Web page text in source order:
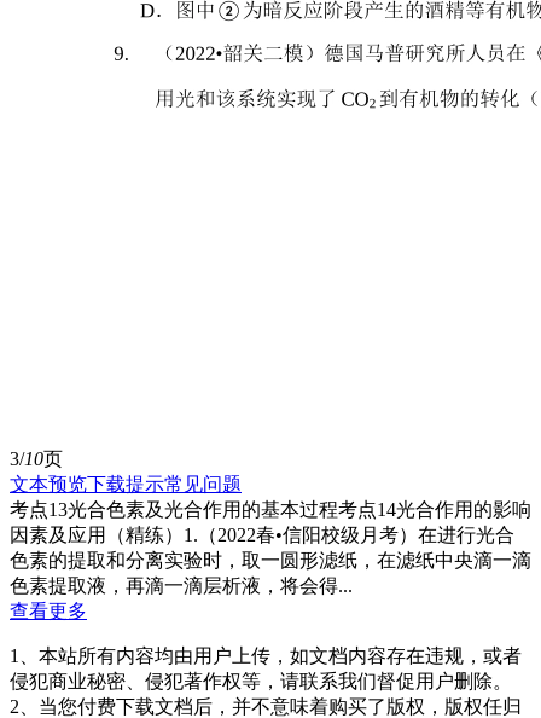
3/10页
文本预览下载提示常见问题
考点13光合色素及光合作用的基本过程考点14光合作用的影响
因素及应用（精练）1.（2022春•信阳校级月考）在进行光合
色素的提取和分离实验时，取一圆形滤纸，在滤纸中央滴一滴
色素提取液，再滴一滴层析液，将会得...
查看更多
1、本站所有内容均由用户上传，如文档内容存在违规，或者
侵犯商业秘密、侵犯著作权等，请联系我们督促用户删除。
2、当您付费下载文档后，并不意味着购买了版权，版权任归